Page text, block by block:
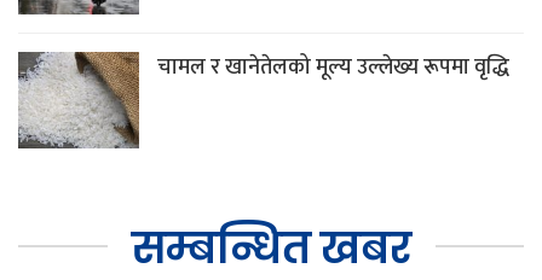
चामल र खानेतेलको मूल्य उल्लेख्य रूपमा वृद्धि
सम्बन्धित खबर